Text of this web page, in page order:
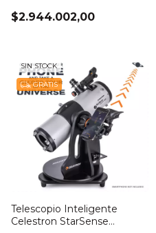
$2.944.002,00
SIN STOCK
GRATIS
Telescopio Inteligente
Celestron StarSense